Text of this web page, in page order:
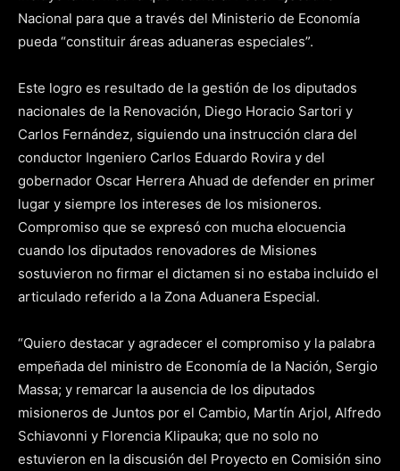
Nacional para que a través del Ministerio de Economía
pueda “constituir áreas aduaneras especiales”.
Este logro es resultado de la gestión de los diputados
nacionales de la Renovación, Diego Horacio Sartori y
Carlos Fernández, siguiendo una instrucción clara del
conductor Ingeniero Carlos Eduardo Rovira y del
gobernador Oscar Herrera Ahuad de defender en primer
lugar y siempre los intereses de los misioneros.
Compromiso que se expresó con mucha elocuencia
cuando los diputados renovadores de Misiones
sostuvieron no firmar el dictamen si no estaba incluido el
articulado referido a la Zona Aduanera Especial.
“Quiero destacar y agradecer el compromiso y la palabra
empeñada del ministro de Economía de la Nación, Sergio
Massa; y remarcar la ausencia de los diputados
misioneros de Juntos por el Cambio, Martín Arjol, Alfredo
Schiavonni y Florencia Klipauka; que no solo no
estuvieron en la discusión del Proyecto en Comisión sino